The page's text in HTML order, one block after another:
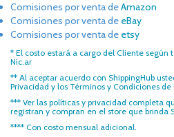
Comisiones por venta deAmazon
Comisiones por venta de eBay
Comisiones por venta de etsy
* El costo estará a cargo del Cliente según
Nic.ar
** Al aceptar acuerdo con ShippingHub
Privacidad y los Términos y Condiciones de
*** Ver las políticas y privacidad completa
registran y compran en el store que brinda
**** Con costo mensual adicional.